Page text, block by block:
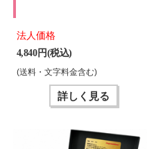
法人価格
4,840 円(税込)
(送料・文字料金含む)
詳しく見る